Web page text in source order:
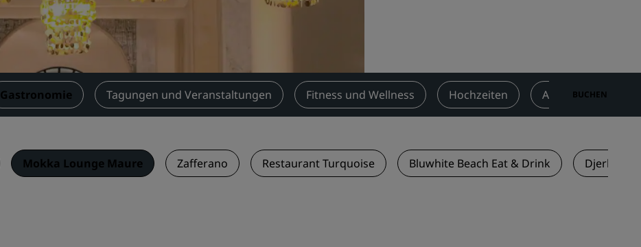
Branchenlösungen
Flüge suchen
Restaurants
Geschäftsreisender
Hotels im Stadtzentrum
Radisson Rewards
Gastronomie Tagungen und Veranstaltungen Fitness und Wellness Hochzeiten Aktivitäten
BUCHEN
Mokka Lounge Maure Zafferano Restaurant Turquoise Bluwhite Beach Eat & Drink Djerba